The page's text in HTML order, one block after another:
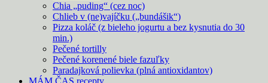
Chia „puding“ (cez noc)
Chlieb v (ne)vajíčku („bundášik“)
Pizza koláč (z bieleho jogurtu a bez kysnutia do 30
min.)
Pečené tortilly
Pečené korenené biele fazuľky
Paradajková polievka (plná antioxidantov)
MÁM ČAS recepty